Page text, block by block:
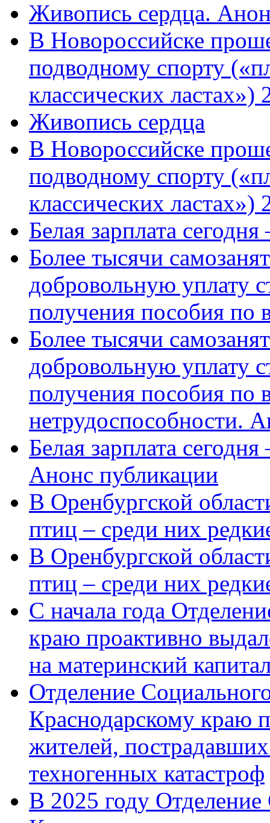
Живопись сердца.
В Новороссийске
подводному спорту
классических
Живопись сердца
В Новороссийске
подводному спорту
классических ластах»)
Белая зарплата
Более тысячи
добровольную уплату
получения пособия по
Более тысячи
добровольную уплату
получения пособия по
нетрудоспособности.
Белая зарплата
Анонс публикации
В Оренбургской
птиц – среди них
В Оренбургской
птиц – среди них
С начала года
краю проактивно
на материнский
Отделение
Краснодарскому краю
жителей,
техногенных катастроф
В 2025 году